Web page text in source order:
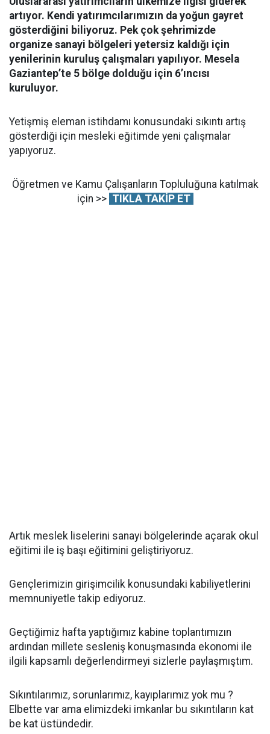
artıyor. Kendi yatırımcılarımızın da yoğun gayret
gösterdiğini biliyoruz. Pek çok şehrimizde
organize sanayi bölgeleri yetersiz kaldığı için
yenilerinin kuruluş çalışmaları yapılıyor. Mesela
Gaziantep’te 5 bölge dolduğu için 6’ıncısı
kuruluyor.
Yetişmiş eleman istihdamı konusundaki sıkıntı artış
gösterdiği için mesleki eğitimde yeni çalışmalar
yapıyoruz.
Öğretmen ve Kamu Çalışanların Topluluğuna katılmak
için >> TIKLA TAKİP ET
Artık meslek liselerini sanayi bölgelerinde açarak okul
eğitimi ile iş başı eğitimini geliştiriyoruz.
Gençlerimizin girişimcilik konusundaki kabiliyetlerini
memnuniyetle takip ediyoruz.
Geçtiğimiz hafta yaptığımız kabine toplantımızın
ardından millete sesleniş konuşmasında ekonomi ile
ilgili kapsamlı değerlendirmeyi sizlerle paylaşmıştım.
Sıkıntılarımız, sorunlarımız, kayıplarımız yok mu ?
Elbette var ama elimizdeki imkanlar bu sıkıntıların kat
be kat üstündedir.